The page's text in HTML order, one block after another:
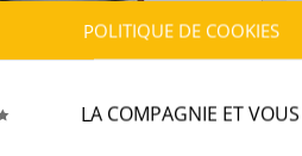
POLITIQUE DE COOKIES
LA COMPAGNIE ET VOUS